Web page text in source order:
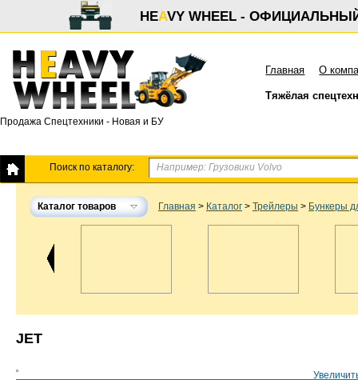
HEAVY WHEEL -
Продажа Спецтехники - Новая и БУ
Главная О
Тяжёлая
Поиск по каталогу:
Каталог товаров Главная > Каталог > Трейлеры > Бункеры
JET